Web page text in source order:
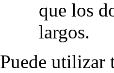
que los
largos.
Puede utilizar